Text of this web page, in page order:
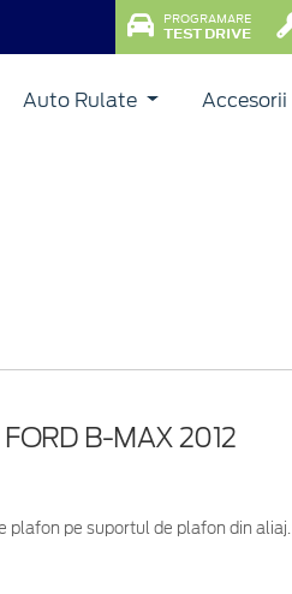
PROGRAMARE
TEST DRIVE
Auto Rulate Accesorii
B-MAX 2012
plafon pe suportul de plafon din aliaj.